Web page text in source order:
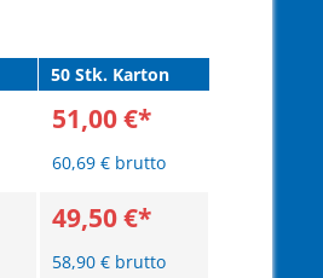
50 Stk. Karton
51,00 €*
60,69 € brutto
49,50 €*
58,90 € brutto